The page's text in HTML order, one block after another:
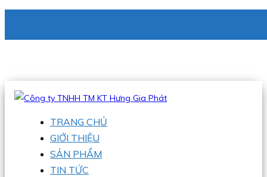
Hotline:0938 336 079
TRANG CHỦ
GIỚI THIỆU
SẢN PHẨM
TIN TỨC